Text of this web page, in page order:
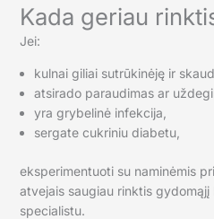
Kada geriau
Jei:
kulnai giliai sutrūkinėję ir
atsirado paraudimas ar
yra grybelinė infekcija,
sergate cukriniu diabetu,
eksperimentuoti su naminėmis
atvejais saugiau rinktis
specialistu.